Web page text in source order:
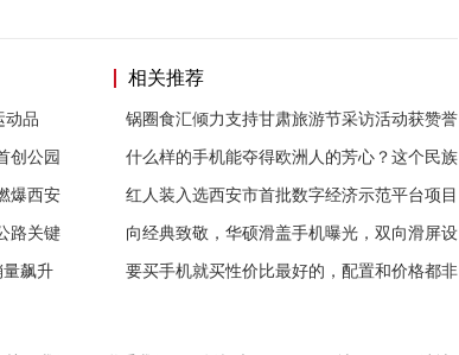
动品
创公园
爆西安
路关键
飙升
相关推荐
锅圈食汇倾力支持甘肃旅游节采访活动获赞誉
什么样的手机能夺得欧洲人的芳心？这个民族
红人装入选西安市首批数字经济示范平台项目
向经典致敬，华硕滑盖手机曝光，双向滑屏设
要买手机就买性价比最好的，配置和价格都非